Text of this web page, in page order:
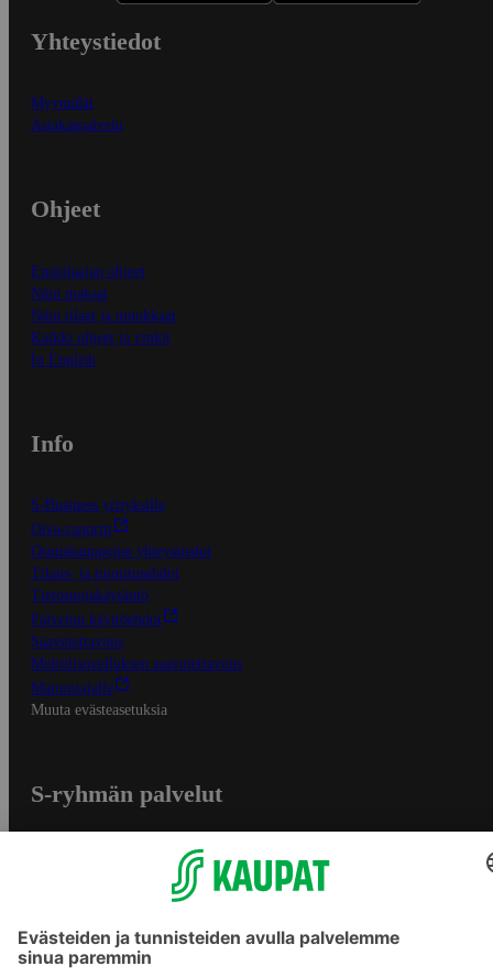
Yhteystiedot
Myymälät
Asiakaspalvelu
Ohjeet
Ensitilaajan ohjeet
Näin maksat
Näin tilaat ja muokkaat
Kaikki ohjeet ja vinkit
In English
Info
S-Business yrityksille
Oiva-raportit
Osuuskauppojen yhteystiedot
Tilaus- ja toimitusehdot
Tietosuojakäytäntö
Palvelun käyttöehdot
Saavutettavuus
Mobiilisovelluksen saavutettavuus
Mainostajalle
Muuta evästeasetuksia
S-ryhmän palvelut
Yhteishyvä Ruoka -sovellus
S-ostoslista -sovellus
Prisma.fi